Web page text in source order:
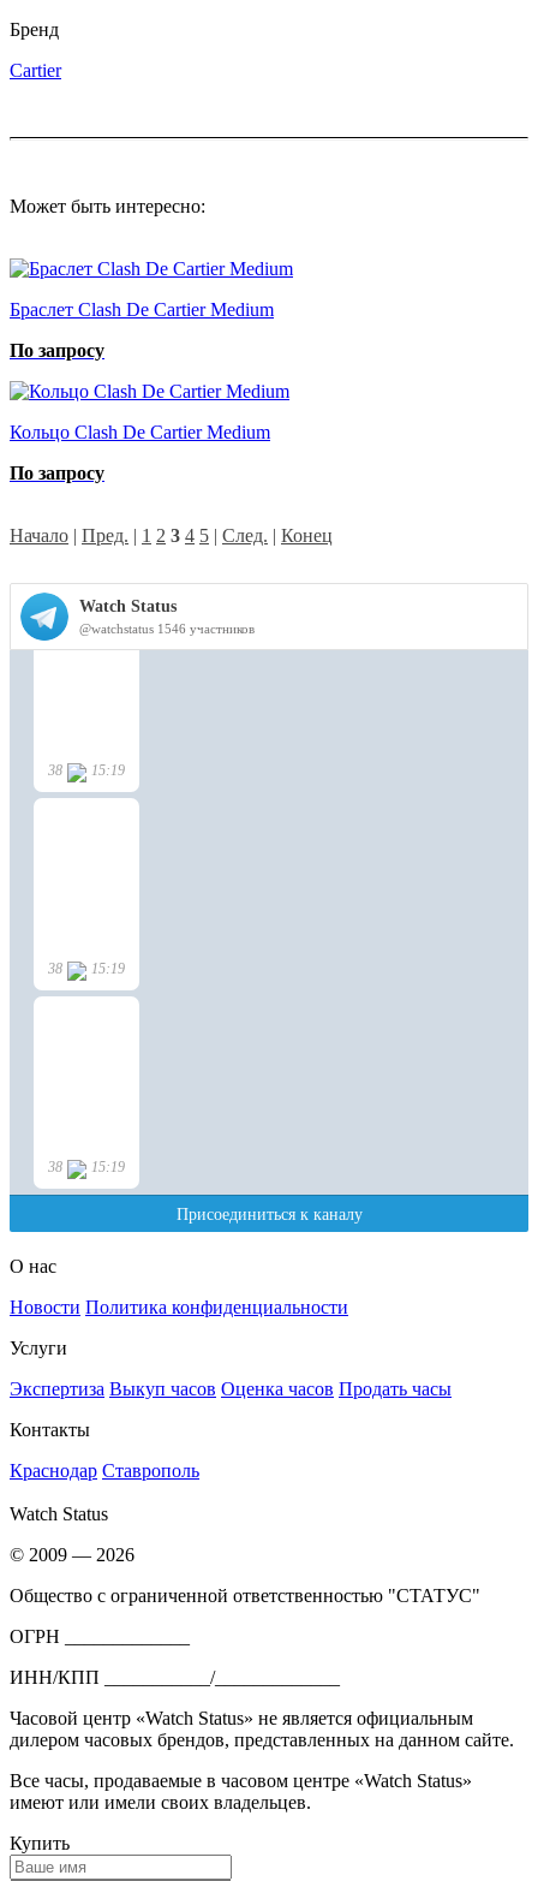
Бренд
Cartier
Может быть интересно:
Браслет Clash De Cartier Medium
По запросу
Кольцо Clash De Cartier Medium
По запросу
Начало | Пред. | 1 2 3 4 5 | След. | Конец
О нас
Новости Политика конфиденциальности
Услуги
Экспертиза Выкуп часов Оценка часов Продать часы
Контакты
Краснодар Ставрополь
Watch Status
© 2009 — 2026
Общество с ограниченной ответственностью "СТАТУС"
ОГРН _____________
ИНН/КПП ___________/_____________
Часовой центр «Watch Status» не является официальным
дилером часовых брендов, представленных на данном сайте.
Все часы, продаваемые в часовом центре «Watch Status»
имеют или имели своих владельцев.
Купить